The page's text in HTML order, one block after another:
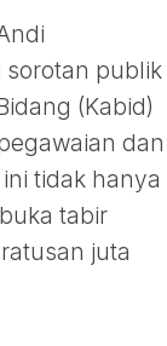
sorotan publik
(Kabid)
dan
tidak hanya
tabir
juta